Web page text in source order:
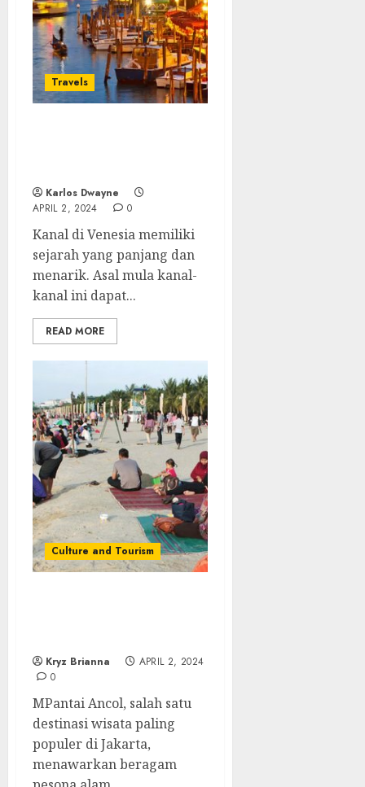
Travels
Karlos Dwayne
APRIL 2, 2024
0
Kanal di Venesia memiliki
sejarah yang panjang dan
menarik. Asal mula kanal-
kanal ini dapat...
READ MORE
Culture and Tourism
Kryz Brianna
APRIL 2, 2024
0
MPantai Ancol, salah satu
destinasi wisata paling
populer di Jakarta,
menawarkan beragam